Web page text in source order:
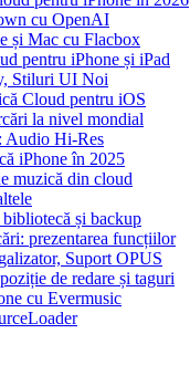
cu OpenAI
și Mac cu Flacbox
pentru iPhone și iPad
Stiluri UI Noi
Cloud pentru iOS
la nivel mondial
Audio Hi-Res
iPhone în 2025
muzică din cloud
și backup
prezentarea funcțiilor
Suport OPUS
de redare și taguri
cu Evermusic